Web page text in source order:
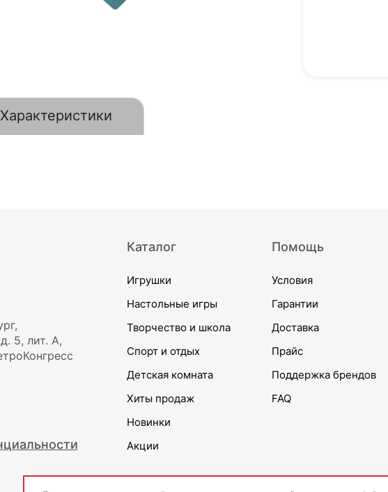
Характеристики
5, лит. А,
Каталог
Игрушки
Настольные игры
Творчество и школа
Спорт и отдых
Детская комната
Хиты продаж
Новинки
Акции
Помощь
Условия
Гарантии
Доставка
Прайс
Поддержка брендов
FAQ